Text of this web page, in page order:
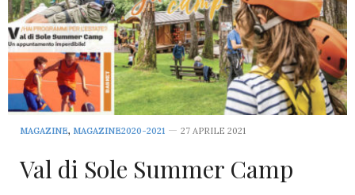
MAGAZINE, MAGAZINE2020-2021 27 APRILE 2021
Val di Sole Summer Camp